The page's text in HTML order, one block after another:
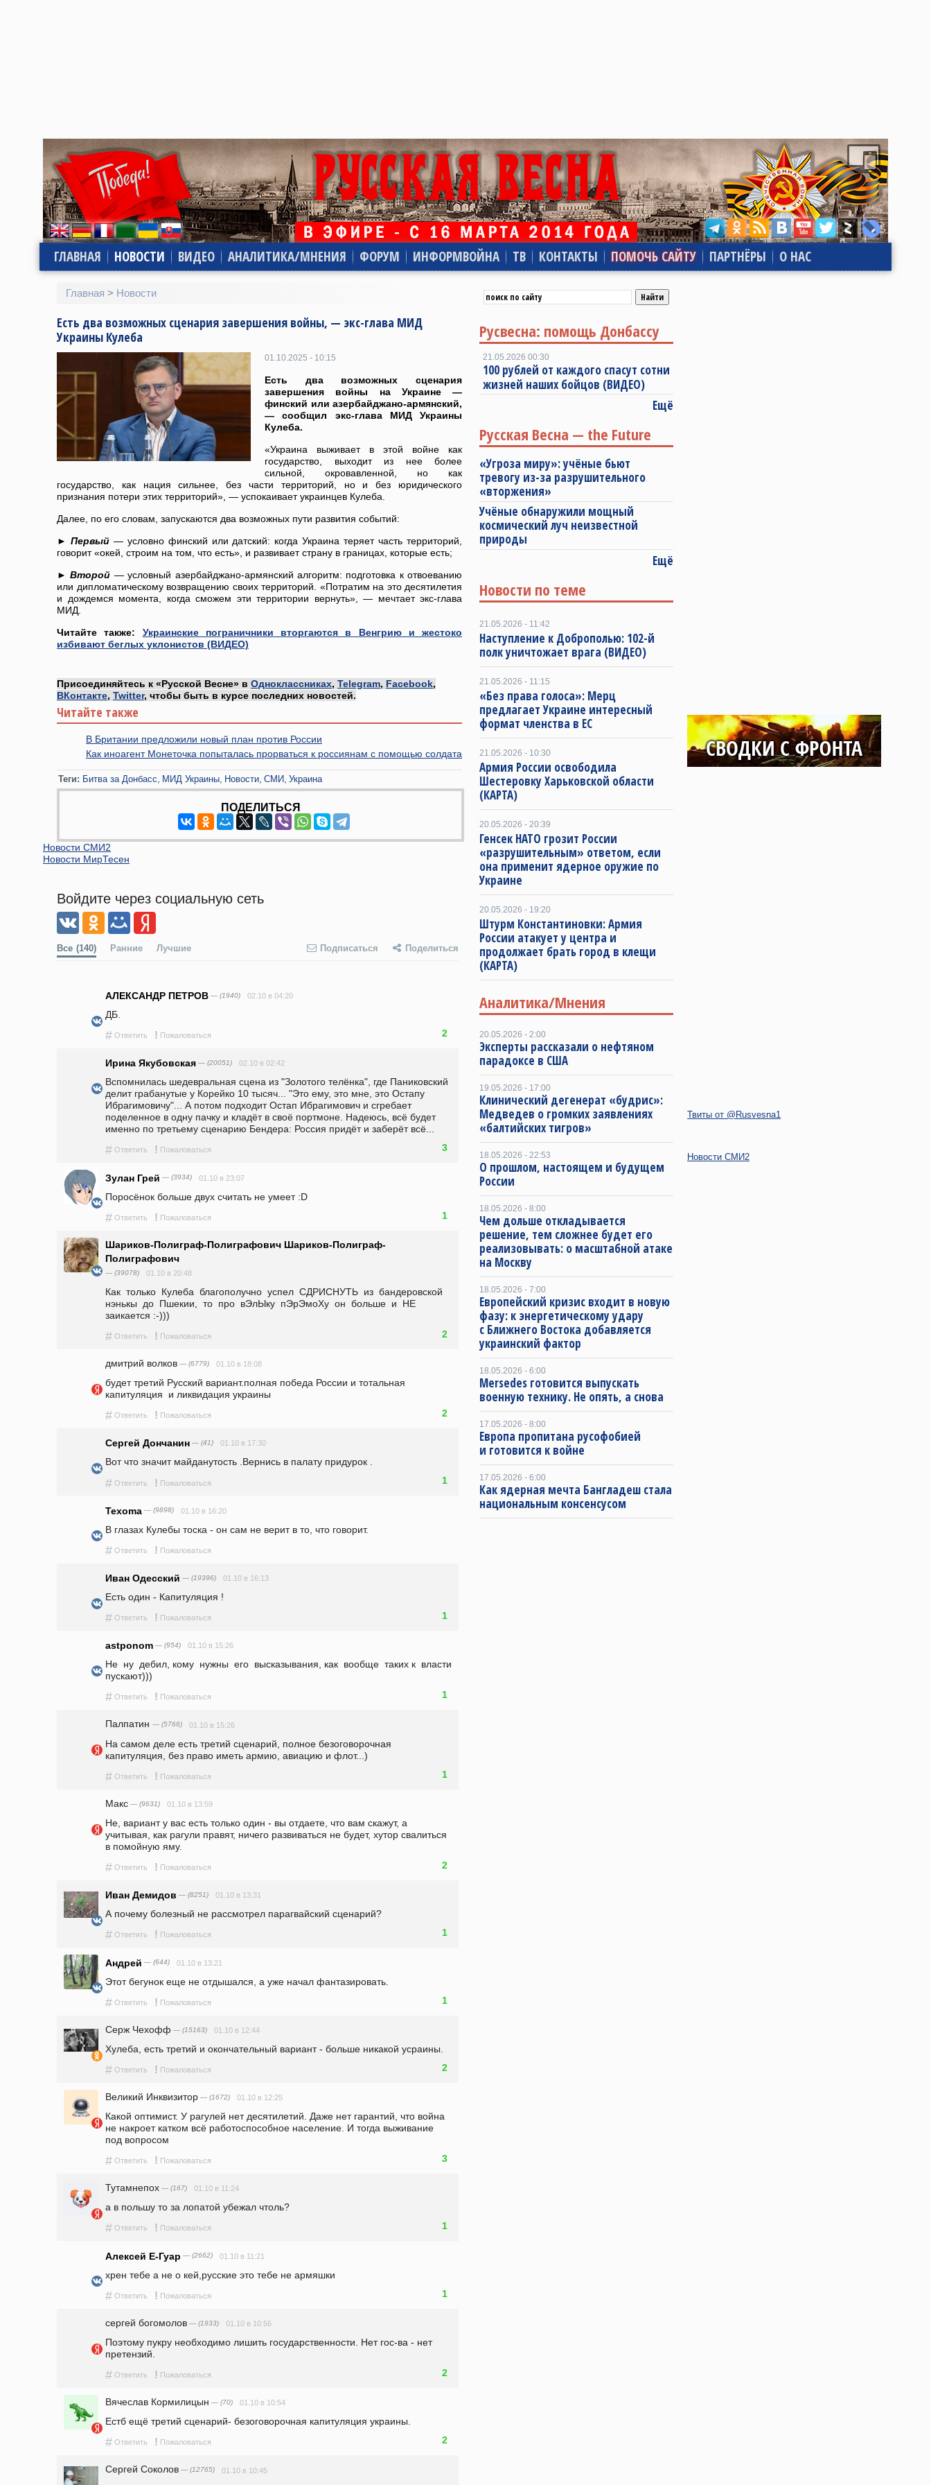
ГЛАВНАЯ НОВОСТИ ВИДЕО АНАЛИТИКА/МНЕНИЯ ФОРУМ ИНФОРМВОЙНА ТВ КОНТАКТЫ ПОМОЧЬ САЙТУ ПАРТНЁРЫ О НАС
Главная > Новости
Есть два возможных сценария завершения войны, — экс-глава МИД
Украины Кулеба
01.10.2025 - 10:15
Есть два возможных сценария
завершения войны на Украине —
финский или азербайджано-армянский,
— сообщил экс-глава МИД Украины
Кулеба.
«Украина выживает в этой войне как
государство, выходит из нее более
сильной, окровавленной, но как
государство, как нация сильнее, без части территорий, но и без юридического
признания потери этих территорий», — успокаивает украинцев Кулеба.
Далее, по его словам, запускаются два возможных пути развития событий:
► Первый— условно финский или датский: когда Украина теряет часть территорий,
говорит «окей, строим на том, что есть», и развивает страну в границах, которые есть;
►Второй — условный азербайджано-армянский алгоритм: подготовка к отвоеванию
или дипломатическому возвращению своих территорий. «Потратим на это десятилетия
и дождемся момента, когда сможем эти территории вернуть», — мечтает экс-глава
МИД.
Читайте также: Украинские пограничники вторгаются в Венгрию и жестоко
избивают беглых уклонистов (ВИДЕО)
Присоединяйтесь к «Русской Весне» в Одноклассниках, Telegram, Facebook,
ВКонтакте, Twitter, чтобы быть в курсе последних новостей.
Читайте также
В Британии предложили новый план против России
Как иноагент Монеточка попыталась прорваться к россиянам с помощью солдата
Теги: Битва за Донбасс МИД Украины Новости СМИ Украина
ПОДЕЛИТЬСЯ
Новости СМИ2
Новости МирТесен
Войдите через социальную сеть
Все (140) Ранние Лучшие Подписаться Поделиться
АЛЕКСАНДР ПЕТРОВ — (1940) 02.10 в 04:20
ДБ.
# Ответить ! Пожаловаться 2
Ирина Якубовская — (20051) 02.10 в 02:42
Вспомнилась шедевральная сцена из "Золотого телёнка", где Паниковский
делит грабанутые у Корейко 10 тысяч... "Это ему, это мне, это Остапу
Ибрагимовичу"... А потом подходит Остап Ибрагимович и сгребает
поделенное в одну пачку и кладёт в своё портмоне. Надеюсь, всё будет
именно по третьему сценарию Бендера: Россия придёт и заберёт всё...
# Ответить ! Пожаловаться 3
Зулан Грей — (3934) 01.10 в 23:07
Поросёнок больше двух считать не умеет :D
# Ответить ! Пожаловаться 1
Шариков-Полиграф-Полиграфович Шариков-Полиграф-
Полиграфович
— (39078) 01.10 в 20:48
Как  только  Кулеба  благополучно  успел  СДРИСНУТЬ  из  бандеровской
нэнькы  до  Пшекии,  то  про  вЭлЫку  пЭрЭмоХу  он  больше  и  НЕ
заикается :-)))
# Ответить ! Пожаловаться 2
дмитрий волков — (6779) 01.10 в 18:08
будет третий Русский вариант.полная победа России и тотальная
капитуляция  и ликвидация украины
# Ответить ! Пожаловаться 2
Сергей Дончанин — (41) 01.10 в 17:30
Вот что значит майданутость .Вернись в палату придурок .
# Ответить ! Пожаловаться 1
Texoma — (9898) 01.10 в 16:20
В глазах Кулебы тоска - он сам не верит в то, что говорит.
# Ответить ! Пожаловаться
Иван Одесский — (19396) 01.10 в 16:13
Есть один - Капитуляция !
# Ответить ! Пожаловаться 1
astponom — (954) 01.10 в 15:26
Не  ну  дебил, кому  нужны  его  высказывания, как  вообще  таких к  власти
пускают)))
# Ответить ! Пожаловаться 1
Палпатин — (5766) 01.10 в 15:26
На самом деле есть третий сценарий, полное безоговорочная
капитуляция, без право иметь армию, авиацию и флот...)
# Ответить ! Пожаловаться 1
Макс — (9631) 01.10 в 13:59
Не, вариант у вас есть только один - вы отдаете, что вам скажут, а
учитывая, как рагули правят, ничего развиваться не будет, хутор свалиться
в помойную яму.
# Ответить ! Пожаловаться 2
Иван Демидов — (8251) 01.10 в 13:31
А почему болезный не рассмотрел парагвайский сценарий?
# Ответить ! Пожаловаться 1
Андрей — (644) 01.10 в 13:21
Этот бегунок еще не отдышался, а уже начал фантазировать.
# Ответить ! Пожаловаться 1
Серж Чехофф — (15163) 01.10 в 12:44
Хулеба, есть третий и окончательный вариант - больше никакой усраины.
# Ответить ! Пожаловаться 2
Великий Инквизитор — (1672) 01.10 в 12:25
Какой оптимист. У рагулей нет десятилетий. Даже нет гарантий, что война
не накроет катком всё работоспособное население. И тогда выживание
под вопросом
# Ответить ! Пожаловаться 3
Тутамнепох — (167) 01.10 в 11:24
а в польшу то за лопатой убежал чтоль?
# Ответить ! Пожаловаться 1
Алексей Е-Гуар — (2662) 01.10 в 11:21
хрен тебе а не о кей,русские это тебе не армяшки
# Ответить ! Пожаловаться 1
сергей богомолов — (1933) 01.10 в 10:56
Поэтому пукру необходимо лишить государственности. Нет гос-ва - нет
претензий.
# Ответить ! Пожаловаться 2
Вячеслав Кормилицын — (70) 01.10 в 10:54
Естб ещё третий сценарий- безоговорочная капитуляция украины.
# Ответить ! Пожаловаться 2
Сергей Соколов — (12765) 01.10 в 10:45
Русвесна: помощь Донбассу
21.05.2026 00:30
100 рублей от каждого спасут сотни
жизней наших бойцов (ВИДЕО)
Ещё
Русская Весна — the Future
«Угроза миру»: учёные бьют
тревогу из-за разрушительного
«вторжения»
Учёные обнаружили мощный
космический луч неизвестной
природы
Ещё
Новости по теме
21.05.2026 - 11:42
Наступление к Доброполью: 102-й
полк уничтожает врага (ВИДЕО)
21.05.2026 - 11:15
«Без права голоса»: Мерц
предлагает Украине интересный
формат членства в ЕС
21.05.2026 - 10:30
Армия России освободила
Шестеровку Харьковской области
(КАРТА)
20.05.2026 - 20:39
Генсек НАТО грозит России
«разрушительным» ответом, если
она применит ядерное оружие по
Украине
20.05.2026 - 19:20
Штурм Константиновки: Армия
России атакует у центра и
продолжает брать город в клещи
(КАРТА)
Аналитика/Мнения
20.05.2026 - 2:00
Эксперты рассказали о нефтяном
парадоксе в США
19.05.2026 - 17:00
Клинический дегенерат «будрис»:
Медведев о громких заявлениях
«балтийских тигров»
18.05.2026 - 22:53
О прошлом, настоящем и будущем
России
18.05.2026 - 8:00
Чем дольше откладывается
решение, тем сложнее будет его
реализовывать: о масштабной атаке
на Москву
18.05.2026 - 7:00
Европейский кризис входит в новую
фазу: к энергетическому удару
с Ближнего Востока добавляется
украинский фактор
18.05.2026 - 6:00
Mersedes готовится выпускать
военную технику. Не опять, а снова
17.05.2026 - 8:00
Европа пропитана русофобией
и готовится к войне
17.05.2026 - 6:00
Как ядерная мечта Бангладеш стала
национальным консенсусом
Твиты от @Rusvesna1
Новости СМИ2